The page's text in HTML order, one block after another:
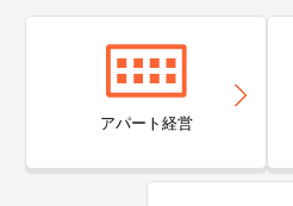
アパート経営